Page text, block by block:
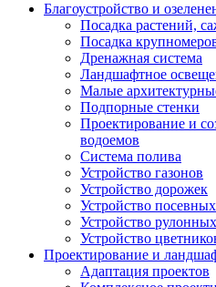
Благоустройство и
Посадка растений,
Посадка
Дренажная система
Ландшафтное
Малые
Подпорные стенки
Проектирование и
водоемов
Система полива
Устройство газонов
Устройство дорожек
Устройство
Устройство
Устройство
Проектирование и
Адаптация проектов